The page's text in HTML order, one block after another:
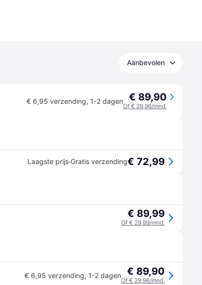
Aanbevolen
€ 6,95 verzending, 1-2 dagen € 89,90
Of € 29,96/mnd.
Laagste prijs·Gratis verzending€ 72,99
€ 89,99
Of € 29,99/mnd.
€ 6,95 verzending, 1-2 dagen € 89,90
Of € 29,96/mnd.